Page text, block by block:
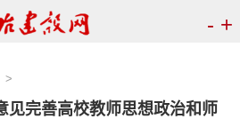
- +
见完善高校教师思想政治和师